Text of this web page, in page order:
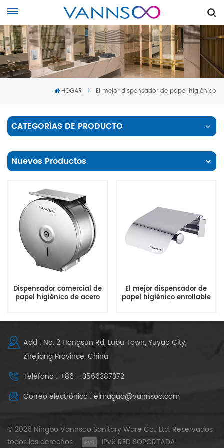
HOGAR El mejor dispensador de papel higiénico
CATEGORÍAS DE PRODUCTO
Nuevos Productos
Dispensador comercial de
papel higiénico de acero
inoxidable para baño
El mejor dispensador de
papel higiénico enrollable
de acero inoxidable para
Add : No. 2 Hongsun Rd, Lubu Town, Yuyao City,
Zhejiang Province, China
Teléfono : +86 -13566387372
Correo electrónico : elmagao@vannsoo.com
© 2026 Ningbo Vannsoo Sanitary Ware Co., Ltd. Reservados
todos los derechos .
IPv6 RED SOPORTADA